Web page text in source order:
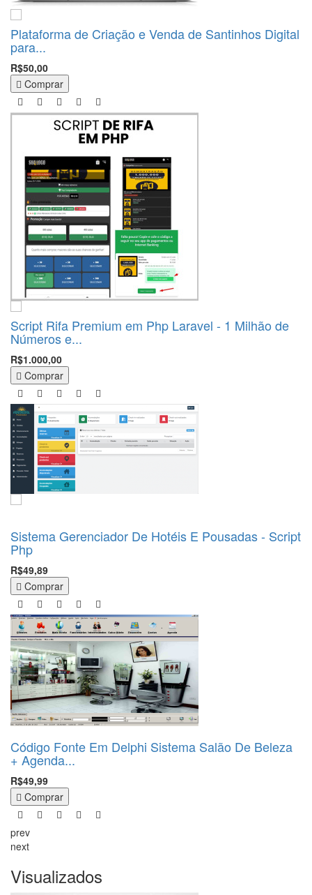
Plataforma de Criação e Venda de Santinhos Digital
para...
R$50,00
Comprar
Script Rifa Premium em Php Laravel - 1 Milhão de
Números e...
R$1.000,00
Comprar
Sistema Gerenciador De Hotéis E Pousadas - Script
Php
R$49,89
Comprar
Código Fonte Em Delphi Sistema Salão De Beleza
+ Agenda...
R$49,99
Comprar
prev
next
Visualizados